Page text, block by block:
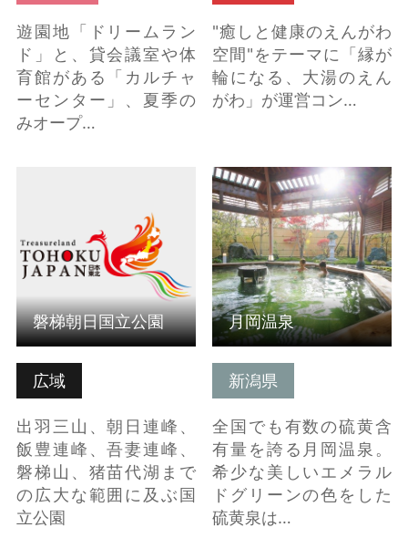
遊園地「ドリームラン
ド」と、貸会議室や体
育館がある「カルチャ
ーセンター」、夏季の
みオープ…
"癒しと健康のえんがわ
空間"をテーマに「縁が
輪になる、大湯のえん
がわ」が運営コン…
広域
出羽三山、朝日連峰、
飯豊連峰、吾妻連峰、
磐梯山、猪苗代湖まで
の広大な範囲に及ぶ国
立公園
磐梯朝日国立公園
新潟県
全国でも有数の硫黄含
有量を誇る月岡温泉。
希少な美しいエメラル
ドグリーンの色をした
硫黄泉は…
月岡温泉 の詳細はこち
ら
月岡温泉